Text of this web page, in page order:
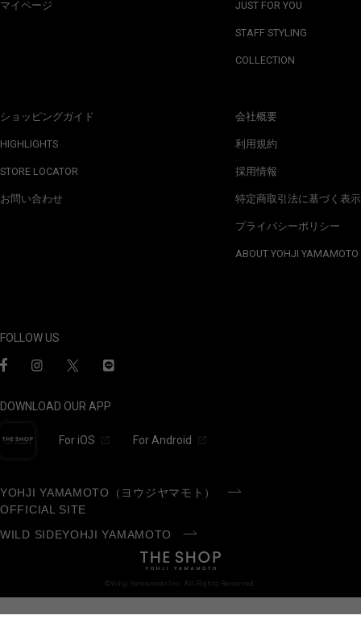
マイページ
ショッピングガイド
HIGHLIGHTS
STORE LOCATOR
お問い合わせ
JUST FOR YOU
STAFF STYLING
COLLECTION
会社概要
利用規約
採用情報
特定商取引法に基づく表示
プライバシーポリシー
ABOUT YOHJI YAMAMOTO
FOLLOW US
DOWNLOAD OUR APP
For iOS For Android
YOHJI YAMAMOTO（ヨウジヤマモト）
OFFICIAL SITE
WILD SIDEYOHJI YAMAMOTO
©Yohji Yamamoto Inc. All Rights Reserved.